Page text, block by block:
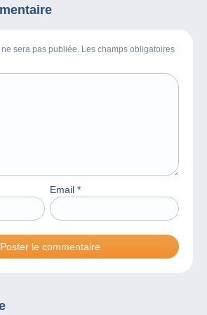
sera pas publiée. Les champs obligatoires
Email *